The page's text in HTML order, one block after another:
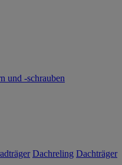
und -schrauben
Dachreling Dachträger